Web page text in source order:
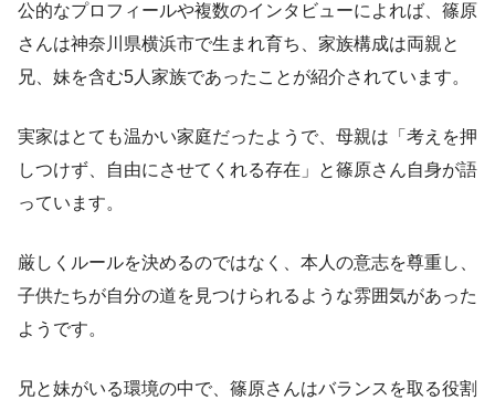
公的なプロフィールや複数のインタビューによれば、篠原
さんは神奈川県横浜市で生まれ育ち、家族構成は両親と
兄、妹を含む5人家族であったことが紹介されています。
実家はとても温かい家庭だったようで、母親は「考えを押
しつけず、自由にさせてくれる存在」と篠原さん自身が語
っています。
厳しくルールを決めるのではなく、本人の意志を尊重し、
子供たちが自分の道を見つけられるような雰囲気があった
ようです。
兄と妹がいる環境の中で、篠原さんはバランスを取る役割